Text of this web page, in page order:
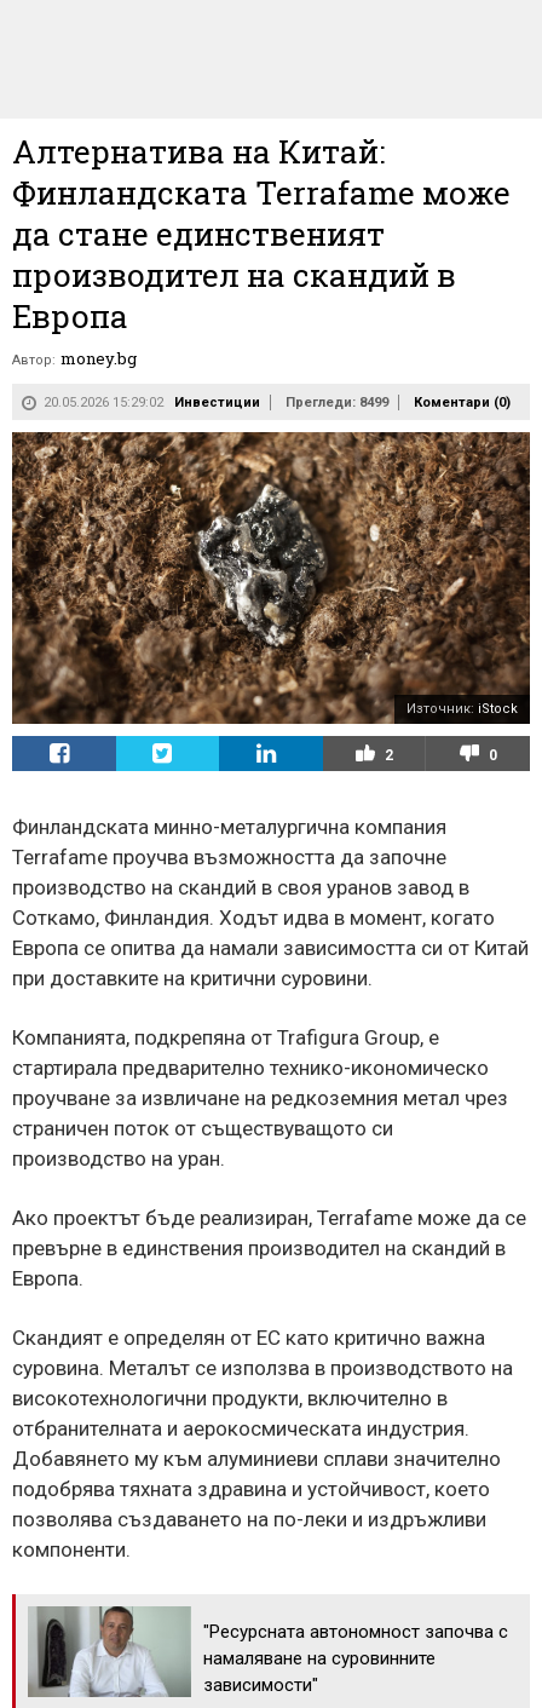
Алтернатива на Китай:
Финландската Terrafame може
да стане единственият
производител на скандий в
Европа
Автор: money.bg
20.05.2026 15:29:02 Инвестиции Прегледи: 8499 Коментари (0)
Източник: iStock
2 0
Финландската минно-металургична компания
Terrafame проучва възможността да започне
производство на скандий в своя уранов завод в
Соткамо, Финландия. Ходът идва в момент, когато
Европа се опитва да намали зависимостта си от Китай
при доставките на критични суровини.
Компанията, подкрепяна от Trafigura Group, е
стартирала предварително технико-икономическо
проучване за извличане на редкоземния метал чрез
страничен поток от съществуващото си
производство на уран.
Ако проектът бъде реализиран, Terrafame може да се
превърне в единствения производител на скандий в
Европа.
Скандият е определян от ЕС като критично важна
суровина. Металът се използва в производството на
високотехнологични продукти, включително в
отбранителната и аерокосмическата индустрия.
Добавянето му към алуминиеви сплави значително
подобрява тяхната здравина и устойчивост, което
позволява създаването на по-леки и издръжливи
компоненти.
"Ресурсната автономност започва с
намаляване на суровинните
зависимости"